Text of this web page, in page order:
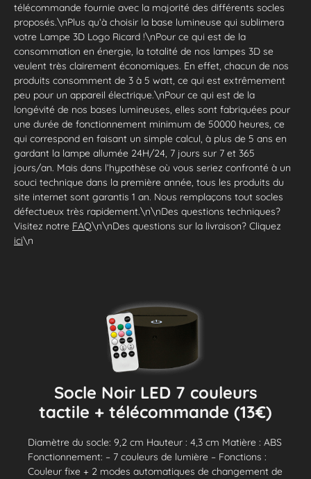
télécommande fournie avec la majorité des différents socles
proposés.\nPlus qu’à choisir la base lumineuse qui sublimera
votre Lampe 3D Logo Ricard !\nPour ce qui est de la
consommation en énergie, la totalité de nos lampes 3D se
veulent très clairement économiques. En effet, chacun de nos
produits consomment de 3 à 5 watt, ce qui est extrêmement
peu pour un appareil électrique.\nPour ce qui est de la
longévité de nos bases lumineuses, elles sont fabriquées pour
une durée de fonctionnement minimum de 50000 heures, ce
qui correspond en faisant un simple calcul, à plus de 5 ans en
gardant la lampe allumée 24H/24, 7 jours sur 7 et 365
jours/an. Mais dans l’hypothèse où vous seriez confronté à un
souci technique dans la première année, tous les produits du
site internet sont garantis 1 an. Nous remplaçons tout socles
défectueux très rapidement.\n\nDes questions techniques?
Visitez notre FAQ\n\nDes questions sur la livraison? Cliquez
ici\n
Socle Noir LED 7 couleurs
tactile + télécommande (13€)
Diamètre du socle: 9,2 cm Hauteur : 4,3 cm Matière : ABS
Fonctionnement: – 7 couleurs de lumière – Fonctions :
Couleur fixe + 2 modes automatiques de changement de